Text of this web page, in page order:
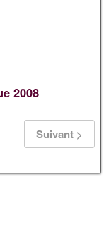
2008
Suivant >